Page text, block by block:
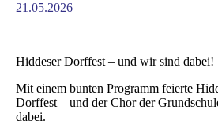
21.05.2026
Hiddeser Dorffest – und wir sind dabei!
Mit einem bunten Programm feierte
Dorffest – und der Chor der
dabei.